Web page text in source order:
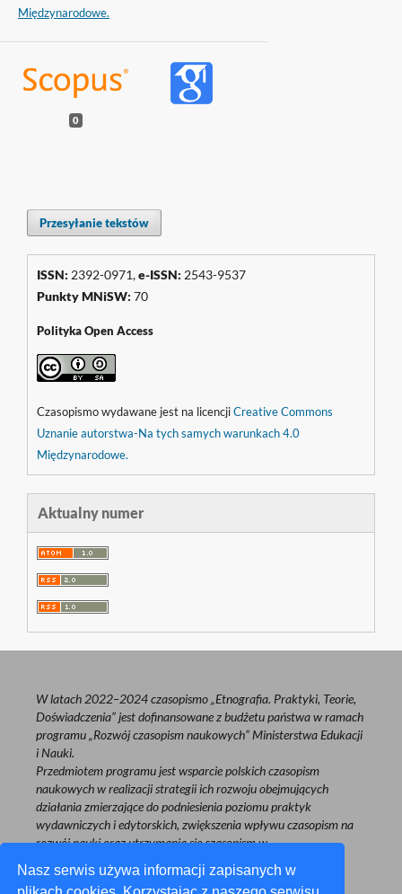
Nasz serwis używa informacji zapisanych w
Międzynarodowe.
0
Przesyłanie tekstów
ISSN: 2392-0971,e-ISSN: 2543-9537
PunktyMNiSW: 70
Polityka Open Access
Czasopismo wydawane jest na licencjiCreative Commons
Uznanie autorstwa-Na tych samych warunkach 4.0
Międzynarodowe.
Aktualny numer
W latach 2022–2024 czasopismo „Etnografia. Praktyki, Teorie,
Doświadczenia” jest dofinansowane z budżetu państwa w ramach
programu „Rozwój czasopism naukowych” Ministerstwa Edukacji
i Nauki.
Przedmiotem programu jest wsparcie polskich czasopism
naukowych w realizacji strategii ich rozwoju obejmujących
działania zmierzające do podniesienia poziomu praktyk
wydawniczych i edytorskich, zwiększenia wpływu czasopism na
rozwój nauki oraz utrzymania się czasopism w